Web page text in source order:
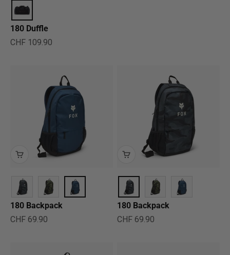
180 Duffle
Angebot
CHF 109.90
180 Backpack
Angebot
CHF 69.90
180 Backpack
Angebot
CHF 69.90